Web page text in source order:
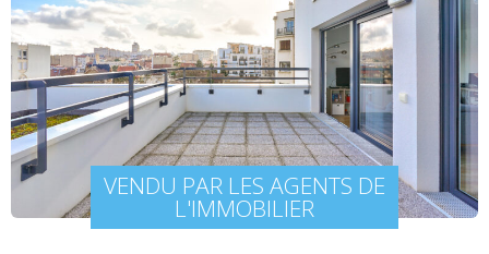
VENDU PAR LES AGENTS DE
L'IMMOBILIER